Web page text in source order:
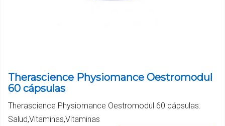
Therascience Physiomance Oestromodul
60 cápsulas
Therascience Physiomance Oestromodul 60 cápsulas.
Salud,Vitaminas,Vitaminas